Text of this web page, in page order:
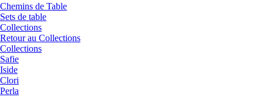
Chemins de Table
Sets de table
Collections
Retour au Collections
Collections
Safie
Iside
Clori
Perla